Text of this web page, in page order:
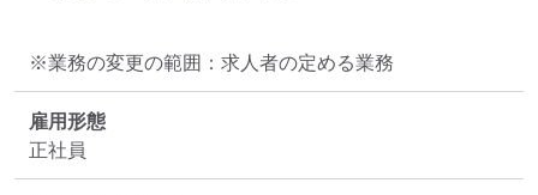
※業務の変更の範囲：求人者の定める業務
雇用形態
正社員